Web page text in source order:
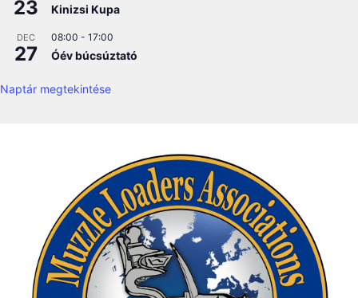
23 Kinizsi Kupa
DEC
27
08:00 - 17:00
Óév búcsúztató
Naptár megtekintése